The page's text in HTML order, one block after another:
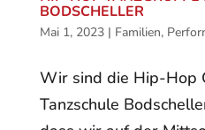
BODSCHELLER
Mai 1, 2023| Familien,
Wir sind die Hip-Hop
Tanzschule